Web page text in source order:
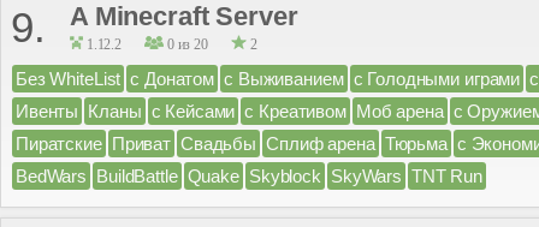
9. A Minecraft Server
1.12.2 0 из 20 2
Без WhiteList с Донатом с Выживанием с Голодными играми
Ивенты Кланы с Кейсами с Креативом Моб арена с
Пиратские Приват Свадьбы Сплиф арена Тюрьма с
BedWars BuildBattle Quake Skyblock SkyWars TNT Run